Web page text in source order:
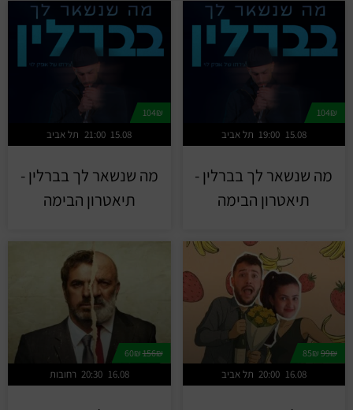
104₪
תל אביב 19:00 15.08
מה שנשאר לך בברלין -
תיאטרון הבימה
104₪
תל אביב 21:00 15.08
מה שנשאר לך בברלין -
תיאטרון הבימה
99₪
תל אביב 20:00 16.08
156₪
60₪
רחובות 20:30 16.08